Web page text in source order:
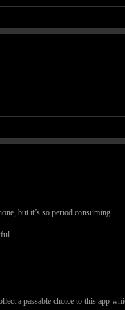
but it’s so period consuming.
a passable choice to this app